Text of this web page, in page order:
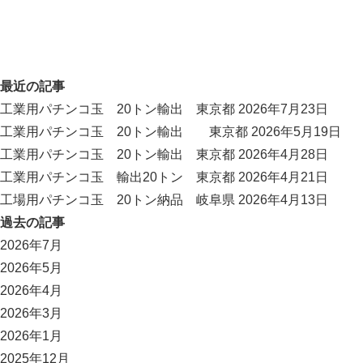
最近の記事
工業用パチンコ玉 20トン輸出 東京都 2026年7月23日
工業用パチンコ玉 20トン輸出 東京都 2026年5月19日
工業用パチンコ玉 20トン輸出 東京都 2026年4月28日
工業用パチンコ玉 輸出20トン 東京都 2026年4月21日
工場用パチンコ玉 20トン納品 岐阜県 2026年4月13日
過去の記事
2026年7月
2026年5月
2026年4月
2026年3月
2026年1月
2025年12月